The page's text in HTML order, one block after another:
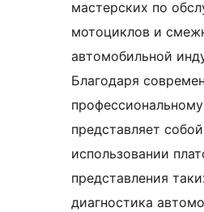
мастерских по
мотоциклов и
автомобильной
Благодаря
представляет
использовании
представления
диагностика